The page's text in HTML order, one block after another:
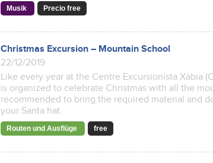
Musik Precio free
Christmas Excursion – Mountain School
22/12/2019
Like every year at the Centre Excursionista Xàbia
is organized to celebrate Christmas with all the
recommended to bring the required material and
your Santa hat.
Routen und Ausflüge free